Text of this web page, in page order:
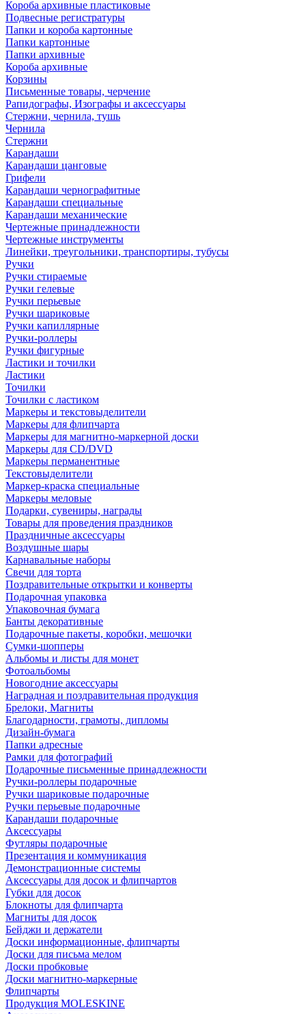
Короба архивные пластиковые
Подвесные регистратуры
Папки и короба картонные
Папки картонные
Папки архивные
Короба архивные
Корзины
Письменные товары, черчение
Рапидографы, Изографы и аксессуары
Стержни, чернила, тушь
Чернила
Стержни
Карандаши
Карандаши цанговые
Грифели
Карандаши чернографитные
Карандаши специальные
Карандаши механические
Чертежные принадлежности
Чертежные инструменты
Линейки, треугольники, транспортиры, тубусы
Ручки
Ручки стираемые
Ручки гелевые
Ручки перьевые
Ручки шариковые
Ручки капиллярные
Ручки-роллеры
Ручки фигурные
Ластики и точилки
Ластики
Точилки
Точилки с ластиком
Маркеры и текстовыделители
Маркеры для флипчарта
Маркеры для магнитно-маркерной доски
Маркеры для CD/DVD
Маркеры перманентные
Текстовыделители
Маркер-краска специальные
Маркеры меловые
Подарки, сувениры, награды
Товары для проведения праздников
Праздничные аксессуары
Воздушные шары
Карнавальные наборы
Свечи для торта
Поздравительные открытки и конверты
Подарочная упаковка
Упаковочная бумага
Банты декоративные
Подарочные пакеты, коробки, мешочки
Сумки-шопперы
Альбомы и листы для монет
Фотоальбомы
Новогодние аксессуары
Наградная и поздравительная продукция
Брелоки, Магниты
Благодарности, грамоты, дипломы
Дизайн-бумага
Папки адресные
Рамки для фотографий
Подарочные письменные принадлежности
Ручки-роллеры подарочные
Ручки шариковые подарочные
Ручки перьевые подарочные
Карандаши подарочные
Аксессуары
Футляры подарочные
Презентация и коммуникация
Демонстрационные системы
Аксессуары для досок и флипчартов
Губки для досок
Блокноты для флипчарта
Магниты для досок
Бейджи и держатели
Доски информационные, флипчарты
Доски для письма мелом
Доски пробковые
Доски магнитно-маркерные
Флипчарты
Продукция MOLESKINE